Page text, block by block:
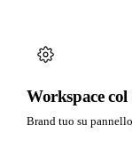
Workspace
Brand tuo su